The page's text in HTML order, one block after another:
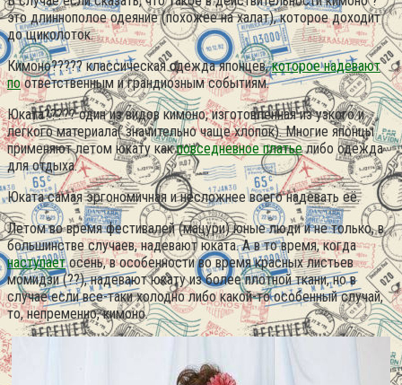
это длиннополое одеяние (похожее на халат), которое доходит
до щиколоток.
Кимоно????? классическая одежда японцев,которое надевают
поответственным и грандиозным событиям.
Юката????? один из видов кимоно, изготовленная из узкого и
легкого материала( значительно чаще хлопок). Многие японцы
применяют летом юкату какповседневное платьелибо одежда
для отдыха.
Юката самая эргономичная и несложнее всего надевать её.
Летом во время фестивалей (мацури) юные люди и не только, в
большинстве случаев, надевают юката. А в то время, когда
наступаетосень, в особенности во время красных листьев
момидзи (??), надевают юкату из более плотной ткани, но в
случае если все-таки холодно либо какой-то особенный случай,
то, непременно, кимоно.